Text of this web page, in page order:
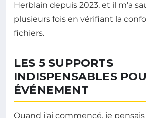
Herblain depuis 2023, et il m'a
plusieurs fois en vérifiant la
fichiers.
LES 5 SUPPORTS
INDISPENSABLES
ÉVÉNEMENT
Quand j'ai commencé, je